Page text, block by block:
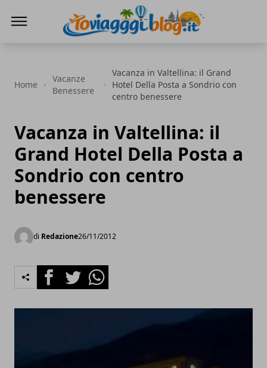
Home
Vacanze
Benessere
Vacanza in Valtellina: il Grand
Hotel Della Posta a Sondrio con
centro benessere
Vacanza in Valtellina: il
Grand Hotel Della Posta a
Sondrio con centro
benessere
di Redazione26/11/2012
FacebookTwitterWhatsapp